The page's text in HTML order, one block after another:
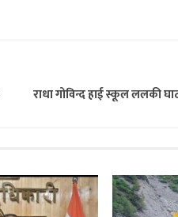
राधा गोविन्द हाई स्कूल ललकी